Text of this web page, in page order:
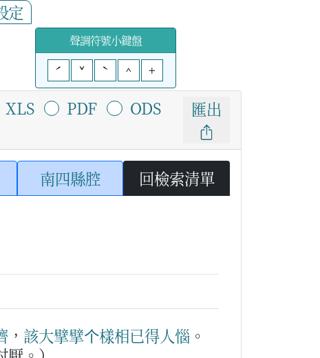
定
聲調符號小鍵盤
ˊ
ˇ ˋ ^ +
XLS PDF ODS 匯出
南四縣腔 回檢索清單
， 該大擘擘个樣相已得人惱 。